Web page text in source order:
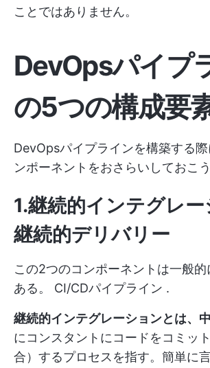
ことではありません。
DevOpsパイプ
の5つの構成要
DevOpsパイプラインを構築する
ンポーネントをおさらいしておこう
1.継続的インテグレー
継続的デリバリー
この2つのコンポーネントは一般
ある。 CI/CDパイプライン .
継続的インテグレーションとは、
にコンスタントにコードをコミッ
合）するプロセスを指す。簡単に